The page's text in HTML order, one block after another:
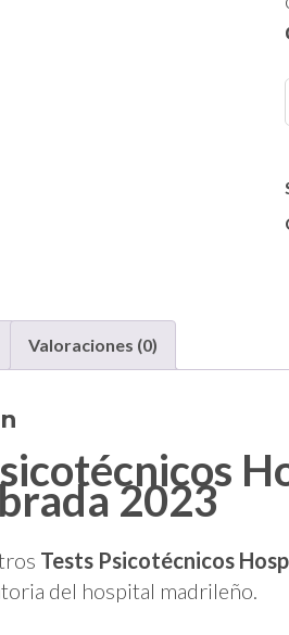
Valoraciones (0)
2023
Tests Psicotécnicos
del hospital madrileño.